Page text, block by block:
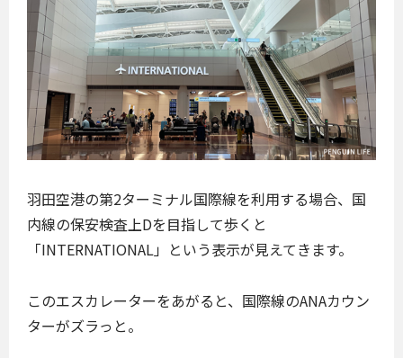
羽田空港の第2ターミナル国際線を利用する場合、国
内線の保安検査上Dを目指して歩くと
「INTERNATIONAL」という表示が見えてきます。
このエスカレーターをあがると、国際線のANAカウン
ターがズラっと。